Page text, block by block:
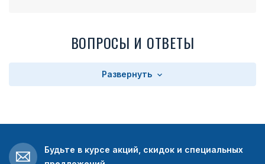
ВОПРОСЫ И ОТВЕТЫ
Развернуть
Будьте в курсе акций, скидок и специальных